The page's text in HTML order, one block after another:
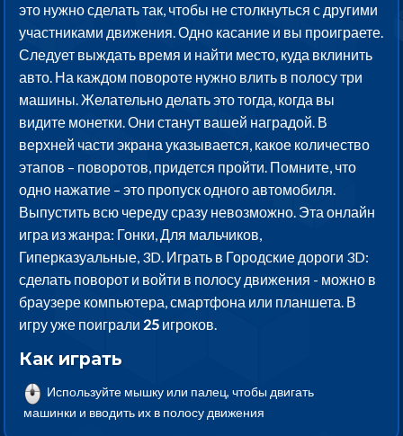
это нужно сделать так, чтобы не столкнуться с другими
участниками движения. Одно касание и вы проиграете.
Следует выждать время и найти место, куда вклинить
авто. На каждом повороте нужно влить в полосу три
машины. Желательно делать это тогда, когда вы
видите монетки. Они станут вашей наградой. В
верхней части экрана указывается, какое количество
этапов – поворотов, придется пройти. Помните, что
одно нажатие – это пропуск одного автомобиля.
Выпустить всю череду сразу невозможно. Эта онлайн
игра из жанра: Гонки, Для мальчиков,
Гиперказуальные, 3D. Играть в Городские дороги 3D:
сделать поворот и войти в полосу движения - можно в
браузере компьютера, смартфона или планшета. В
игру уже поиграли 25 игроков.
Как играть
Используйте мышку или палец, чтобы двигать
машинки и вводить их в полосу движения